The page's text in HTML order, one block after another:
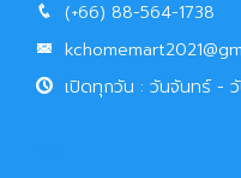
(+66) 88-564-1738
เปิดทุกวัน : วันจันทร์ -